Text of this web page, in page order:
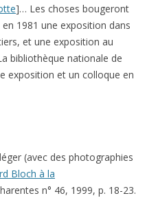
]… Les choses bougeront
en 1981 une exposition dans
et une exposition au
bibliothèque nationale de
exposition et un colloque en
(avec des photographies
Bloch à la
n° 46, 1999, p. 18-23.